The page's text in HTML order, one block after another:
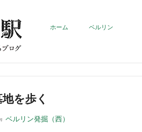
ホーム ベルリン
を歩く
ベルリン発掘（西）